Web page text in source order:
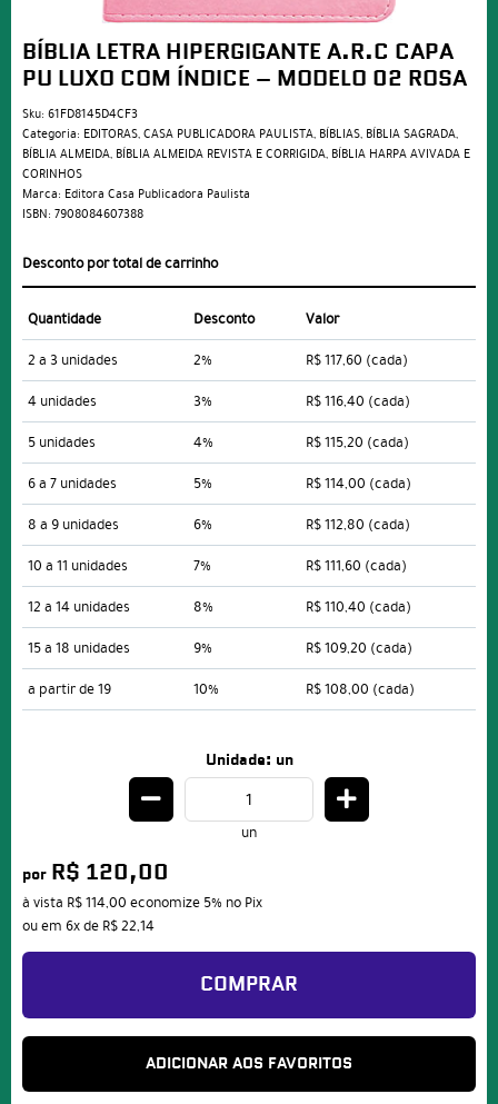
BÍBLIA LETRA HIPERGIGANTE A.R.C CAPA
PU LUXO COM ÍNDICE – MODELO 02 ROSA
Sku: 61FD8145D4CF3
Categoria: EDITORAS,CASA PUBLICADORA PAULISTA, BÍBLIAS, BÍBLIA SAGRADA,
BÍBLIA ALMEIDA, BÍBLIA ALMEIDA REVISTA E CORRIGIDA, BÍBLIA HARPA AVIVADA E
CORINHOS
Marca: Editora Casa Publicadora Paulista
ISBN: 7908084607388
Desconto por total de carrinho
Quantidade Desconto
Valor
2 a 3 unidades
2% R$ 117,60 (cada)
4 unidades
3% R$ 116,40 (cada)
5 unidades
4% R$ 115,20 (cada)
6 a 7 unidades
5% R$ 114,00 (cada)
8 a 9 unidades
6% R$ 112,80 (cada)
10 a 11 unidades
7% R$ 111,60 (cada)
12 a 14 unidades
8% R$ 110,40 (cada)
15 a 18 unidades
9% R$ 109,20 (cada)
a partir de 19
10% R$ 108,00 (cada)
Unidade: un
un
por R$ 120,00
à vista R$ 114,00 economize 5% no Pix
ou em 6xde R$ 22,14
COMPRAR
ADICIONAR AOS FAVORITOS